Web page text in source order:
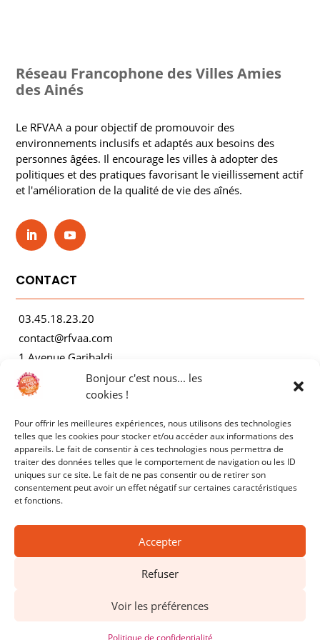
Bonjour c'est nous... les
cookies !
Pour offrir les meilleures expériences, nous utilisons des technologies
telles que les cookies pour stocker et/ou accéder aux informations des
appareils. Le fait de consentir à ces technologies nous permettra de
traiter des données telles que le comportement de navigation ou les ID
uniques sur ce site. Le fait de ne pas consentir ou de retirer son
consentement peut avoir un effet négatif sur certaines caractéristiques
et fonctions.
Accepter
Refuser
Voir les préférences
Politique de confidentialité
Réseau Francophone des Villes Amies
des Ainés
Le RFVAA a pour objectif de promouvoir des
environnements inclusifs et adaptés aux besoins des
personnes âgées. Il encourage les villes à adopter des
politiques et des pratiques favorisant le vieillissement actif
et l'amélioration de la qualité de vie des aînés.
CONTACT
03.45.18.23.20
contact@rfvaa.com
1 Avenue Garibaldi
21000 Dijon
AUTRES
Mentions légales
Politiques de confidentialité